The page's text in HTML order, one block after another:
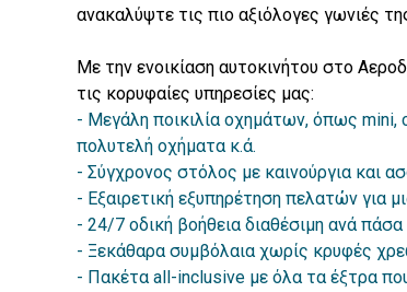
ανακαλύψτε τις πιο αξιόλογες γωνιές
Με την ενοικίαση αυτοκινήτου στο
τις κορυφαίες υπηρεσίες μας:
Μεγάλη ποικιλία οχημάτων, όπως mini,
πολυτελή οχήματα κ.ά.
Σύγχρονος στόλος με καινούργια και
Εξαιρετική εξυπηρέτηση πελατών για
24/7 οδική βοήθεια διαθέσιμη ανά πάσα
Ξεκάθαρα συμβόλαια χωρίς κρυφές
Πακέτα all-inclusive με όλα τα έξτρα